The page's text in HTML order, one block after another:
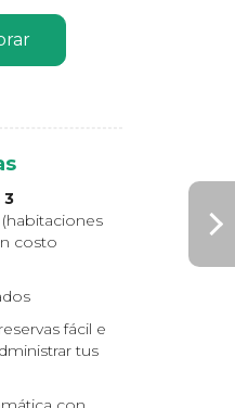
3
(habitaciones
costo
fácil e
tus